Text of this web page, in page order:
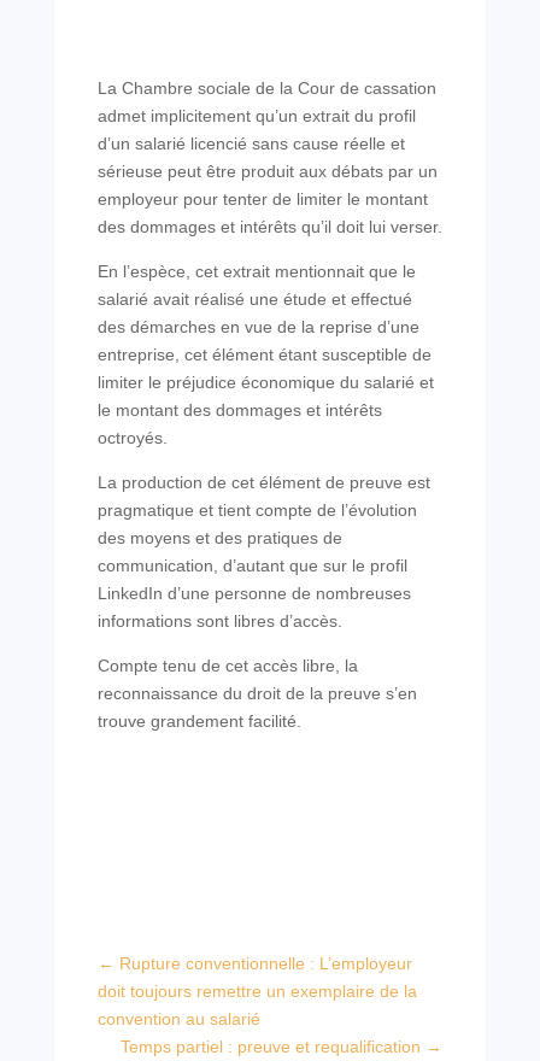
La Chambre sociale de la Cour de cassation
admet implicitement qu’un extrait du profil
d’un salarié licencié sans cause réelle et
sérieuse peut être produit aux débats par un
employeur pour tenter de limiter le montant
des dommages et intérêts qu’il doit lui verser.
En l’espèce, cet extrait mentionnait que le
salarié avait réalisé une étude et effectué
des démarches en vue de la reprise d’une
entreprise, cet élément étant susceptible de
limiter le préjudice économique du salarié et
le montant des dommages et intérêts
octroyés.
La production de cet élément de preuve est
pragmatique et tient compte de l’évolution
des moyens et des pratiques de
communication, d’autant que sur le profil
LinkedIn d’une personne de nombreuses
informations sont libres d’accès.
Compte tenu de cet accès libre, la
reconnaissance du droit de la preuve s’en
trouve grandement facilité.
← Rupture conventionnelle : L’employeur
doit toujours remettre un exemplaire de la
convention au salarié
Temps partiel : preuve et requalification →